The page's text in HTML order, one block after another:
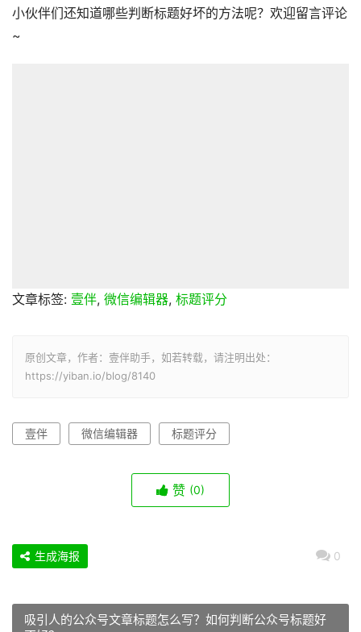
小伙伴们还知道哪些判断标题好坏的方法呢？欢迎留言评论
~
文章标签: 壹伴, 微信编辑器, 标题评分
原创文章，作者：壹伴助手，如若转载，请注明出处：
https://yiban.io/blog/8140
壹伴 微信编辑器 标题评分
赞 (0)
0
生成海报
吸引人的公众号文章标题怎么写？如何判断公众号标题好